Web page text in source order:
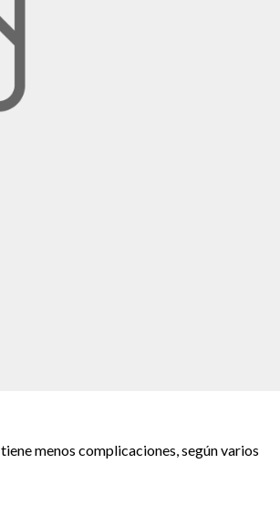
menos complicaciones, según varios